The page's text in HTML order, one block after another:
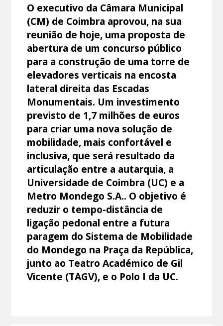
O executivo da Câmara Municipal
(CM) de Coimbra aprovou, na sua
reunião de hoje, uma proposta de
abertura de um concurso público
para a construção de uma torre de
elevadores verticais na encosta
lateral direita das Escadas
Monumentais. Um investimento
previsto de 1,7 milhões de euros
para criar uma nova solução de
mobilidade, mais confortável e
inclusiva, que será resultado da
articulação entre a autarquia, a
Universidade de Coimbra (UC) e a
Metro Mondego S.A.. O objetivo é
reduzir o tempo-distância de
ligação pedonal entre a futura
paragem do Sistema de Mobilidade
do Mondego na Praça da República,
junto ao Teatro Académico de Gil
Vicente (TAGV), e o Polo I da UC.